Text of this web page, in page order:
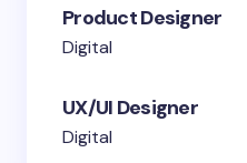
Product Designer
Digital
UX/UI Designer
Digital